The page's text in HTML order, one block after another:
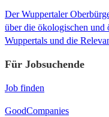
Der Wuppertaler
über die ökologischen und
Wuppertals und die
Für Jobsuchende
Job finden
GoodCompanies